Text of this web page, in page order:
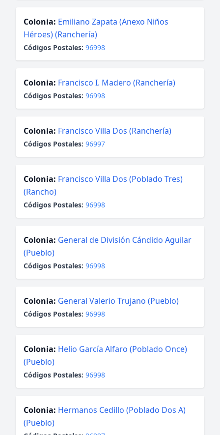
Colonia: Emiliano Zapata (Anexo Niños
Héroes) (Ranchería)
Códigos Postales: 96998
Colonia: Francisco I. Madero (Ranchería)
Códigos Postales: 96998
Colonia: Francisco Villa Dos (Ranchería)
Códigos Postales: 96997
Colonia: Francisco Villa Dos (Poblado Tres)
(Rancho)
Códigos Postales: 96998
Colonia: General de División Cándido Aguilar
(Pueblo)
Códigos Postales: 96998
Colonia: General Valerio Trujano (Pueblo)
Códigos Postales: 96998
Colonia: Helio García Alfaro (Poblado Once)
(Pueblo)
Códigos Postales: 96998
Colonia: Hermanos Cedillo (Poblado Dos A)
(Pueblo)